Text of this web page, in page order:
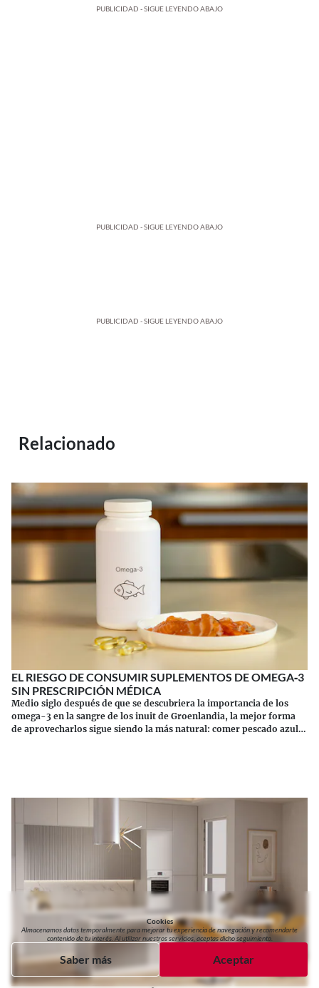
PUBLICIDAD - SIGUE LEYENDO ABAJO
PUBLICIDAD - SIGUE LEYENDO ABAJO
PUBLICIDAD - SIGUE LEYENDO ABAJO
Relacionado
EL RIESGO DE CONSUMIR SUPLEMENTOS DE OMEGA‑3
SIN PRESCRIPCIÓN MÉDICA
Medio siglo después de que se descubriera la importancia de los
omega-3 en la sangre de los inuit de Groenlandia, la mejor forma
de aprovecharlos sigue siendo la más natural: comer pescado azul.
Cookies
Almacenamos datos temporalmente para mejorar tu experiencia de navegación y recomendarte
contenido de tu interés. Al utilizar nuestros servicios, aceptas dicho seguimiento.
Saber más Aceptar